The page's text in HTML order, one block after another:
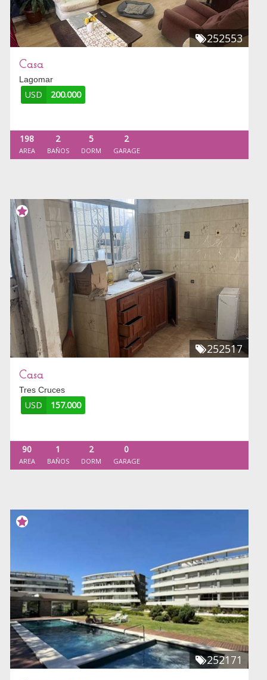
252553
Casa
Lagomar
USD 200.000
198
AREA
2
BAÑOS
5
DORM
2
GARAGE
252517
Casa
Tres Cruces
USD 157.000
90
AREA
1
BAÑOS
2
DORM
0
GARAGE
252171